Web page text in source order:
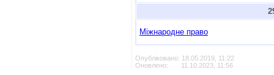
Міжнародне право
Опубліковано: 18.05.2019, 11:22
Оновлено: 11.10.2023, 11:56